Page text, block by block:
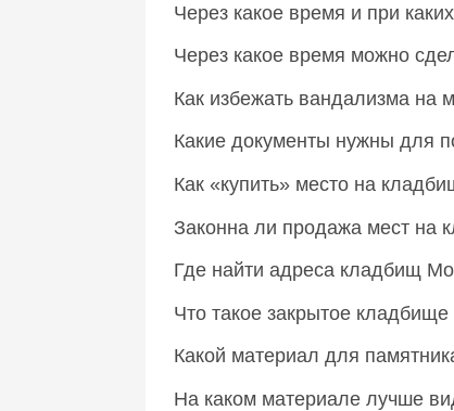
Через какое время и при
Через какое время можно
Как избежать вандализма на
Какие документы нужны для
Как «купить» место на
Законна ли продажа мест на
Где найти адреса кладбищ
Что такое закрытое
Какой материал для
На каком материале лучше